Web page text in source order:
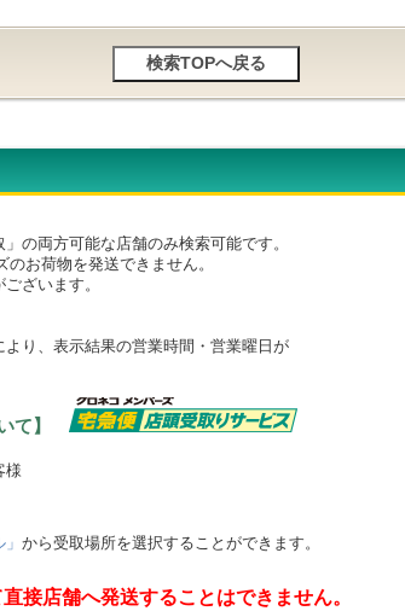
の両方可能な店舗のみ検索可能です。
お荷物を発送できません。
ざいます。
り、表示結果の営業時間・営業曜日が
いて】
様
から受取場所を選択することができます。
接店舗へ発送することはできません。